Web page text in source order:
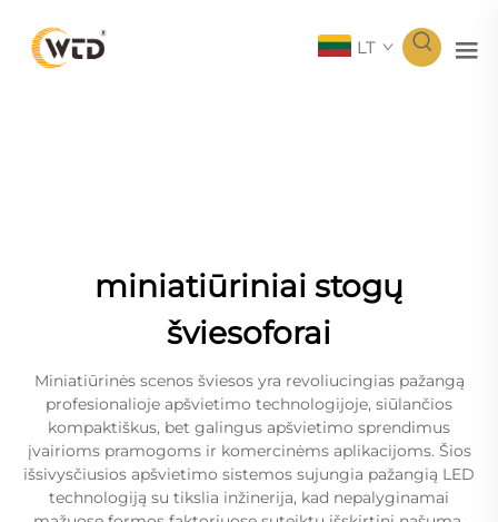
LT
miniatiūriniai stogų
šviesoforai
Miniatiūrinės scenos šviesos yra revoliucingias pažangą
profesionalioje apšvietimo technologijoje, siūlančios
kompaktiškus, bet galingus apšvietimo sprendimus
įvairioms pramogoms ir komercinėms aplikacijoms. Šios
išsivysčiusios apšvietimo sistemos sujungia pažangią LED
technologiją su tikslia inžinerija, kad nepalyginamai